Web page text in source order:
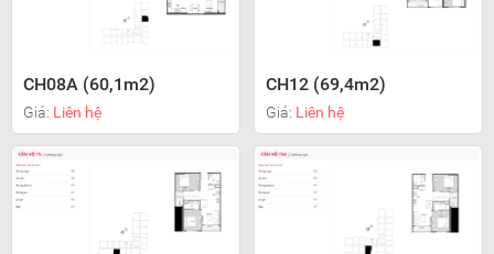
CH08A (60,1m2)
Giá: Liên hệ
CH12 (69,4m2)
Giá: Liên hệ